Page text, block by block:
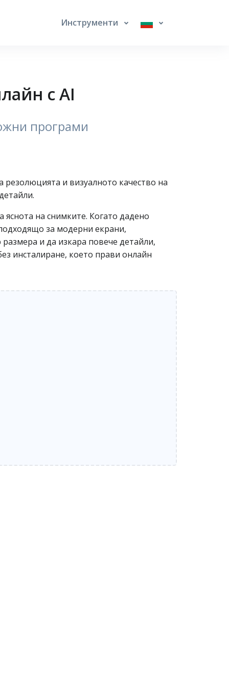
Инструменти
с AI
програми
и визуалното качество на
на снимките. Когато дадено
за модерни екрани,
и да изкара повече детайли,
инсталиране, което прави онлайн